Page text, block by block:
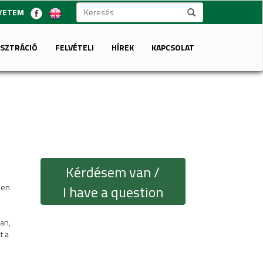
FELVÉTELI HÍREK KAPCSOLAT
a
Kérdésem van /
I have a question